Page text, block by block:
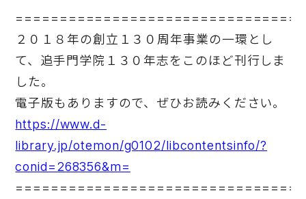
２０１８年の創立１３０周年事業の一環とし
て、追手門学院１３０年志をこのほど刊行しま
した。
電子版もありますので、ぜひお読みください。
https://www.d-
library.jp/otemon/g0102/libcontentsinfo/?
conid=268356&m=